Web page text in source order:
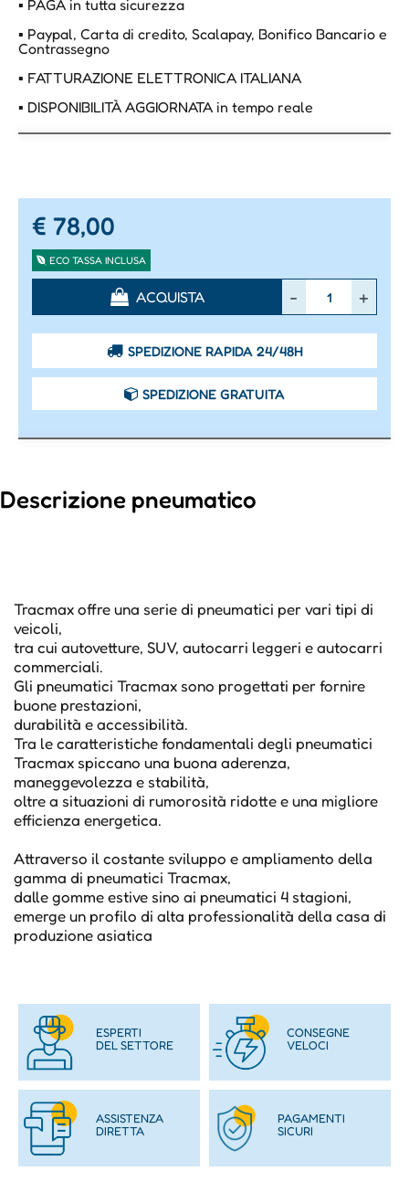
▪ PAGA in tutta sicurezza
▪ Paypal, Carta di credito, Scalapay, Bonifico Bancario e
Contrassegno
▪ FATTURAZIONE ELETTRONICA ITALIANA
▪ DISPONIBILITÀ AGGIORNATA in tempo reale
€ 78,00
ECO TASSA INCLUSA
ACQUISTA
SPEDIZIONE RAPIDA 24/48H
SPEDIZIONE GRATUITA
Descrizione pneumatico
Tracmax offre una serie di pneumatici per vari tipi di
veicoli,
tra cui autovetture, SUV, autocarri leggeri e autocarri
commerciali.
Gli pneumatici Tracmax sono progettati per fornire
buone prestazioni,
durabilità e accessibilità.
Tra le caratteristiche fondamentali degli pneumatici
Tracmax spiccano una buona aderenza,
maneggevolezza e stabilità,
oltre a situazioni di rumorosità ridotte e una migliore
efficienza energetica.
Attraverso il costante sviluppo e ampliamento della
gamma di pneumatici Tracmax,
dalle gomme estive sino ai pneumatici 4 stagioni,
emerge un profilo di alta professionalità della casa di
produzione asiatica
ESPERTI
DEL SETTORE
CONSEGNE
VELOCI
ASSISTENZA
DIRETTA
PAGAMENTI
SICURI